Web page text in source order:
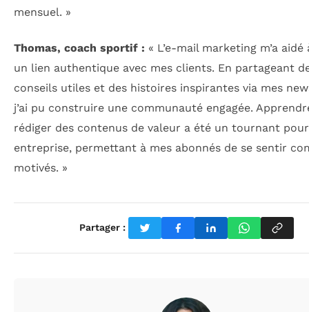
mensuel. »
Thomas, coach sportif : « L’e-mail marketing m’a aidé
un lien authentique avec mes clients. En partageant
conseils utiles et des histoires inspirantes via mes
j’ai pu construire une communauté engagée.
rédiger des contenus de valeur a été un tournant
entreprise, permettant à mes abonnés de se sentir
motivés. »
Partager :